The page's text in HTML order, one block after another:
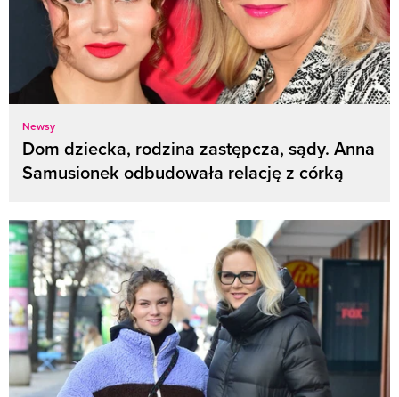
Newsy
Dom dziecka, rodzina zastępcza, sądy. Anna
Samusionek odbudowała relację z córką